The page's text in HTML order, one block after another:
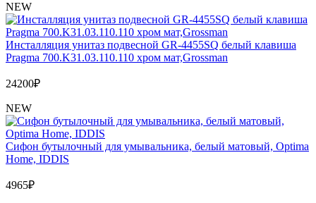
NEW
Инсталляция унитаз подвесной GR-4455SQ белый клавиша
Pragma 700.K31.03.110.110 хром мат,Grossman
24200₽
NEW
Сифон бутылочный для умывальника, белый матовый, Optima
Home, IDDIS
4965₽